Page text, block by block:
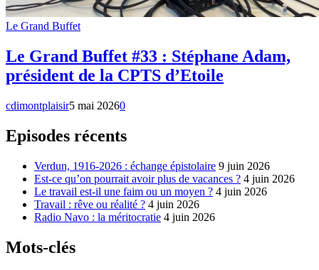
Le Grand Buffet
Le Grand Buffet #33 : Stéphane Adam,
président de la CPTS d’Etoile
cdimontplaisir5 mai 20260
Episodes récents
Verdun, 1916-2026 : échange épistolaire 9 juin 2026
Est-ce qu’on pourrait avoir plus de vacances ? 4 juin 2026
Le travail est-il une faim ou un moyen ? 4 juin 2026
Travail : rêve ou réalité ? 4 juin 2026
Radio Navo : la méritocratie 4 juin 2026
Mots-clés